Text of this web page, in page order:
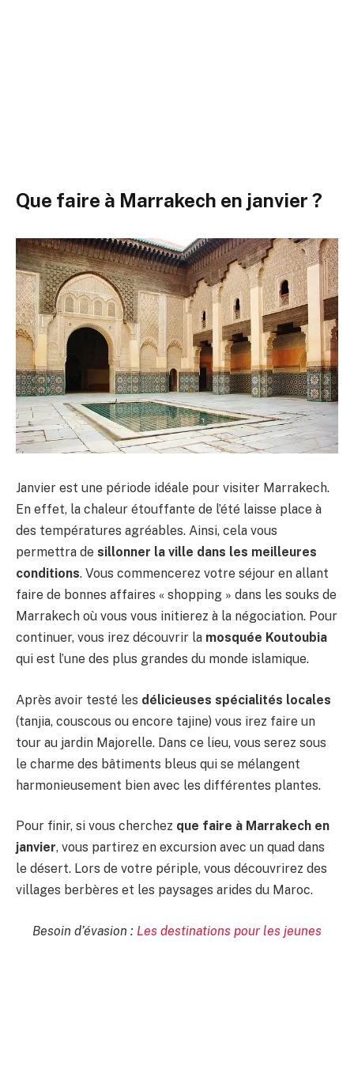
Que faire à Marrakech en janvier ?
Janvier est une période idéale pour visiter Marrakech.
En effet, la chaleur étouffante de l’été laisse place à
des températures agréables. Ainsi, cela vous
permettra de sillonner la ville dans les meilleures
conditions. Vous commencerez votre séjour en allant
faire de bonnes affaires « shopping » dans les souks de
Marrakech où vous vous initierez à la négociation. Pour
continuer, vous irez découvrir la mosquée Koutoubia
qui est l’une des plus grandes du monde islamique.
Après avoir testé les délicieuses spécialités locales
(tanjia, couscous ou encore tajine) vous irez faire un
tour au jardin Majorelle. Dans ce lieu, vous serez sous
le charme des bâtiments bleus qui se mélangent
harmonieusement bien avec les différentes plantes.
Pour finir, si vous cherchez que faire à Marrakech en
janvier, vous partirez en excursion avec un quad dans
le désert. Lors de votre périple, vous découvrirez des
villages berbères et les paysages arides du Maroc.
Besoin d’évasion : Les destinations pour les jeunes